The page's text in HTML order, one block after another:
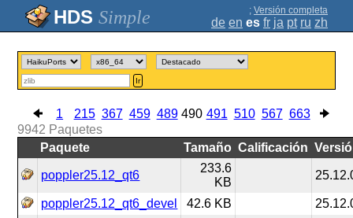
Simple ; Versión completa
de en es fr ja pt ru zh
Ir
1 215 367 459 489 490 491 510 567 663
9942 Paquetes
Paquete
Tamaño Calificación
poppler25.12_qt6
233.6
KB
poppler25.12_qt6_devel 42.6 KB